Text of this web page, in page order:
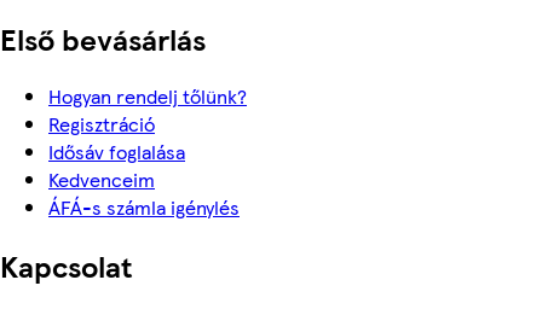
Első bevásárlás
Hogyan rendelj tőlünk?
Regisztráció
Idősáv foglalása
Kedvenceim
ÁFÁ-s számla igénylés
Kapcsolat